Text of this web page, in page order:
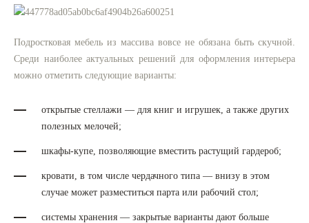
Подростковая мебель из массива вовсе не обязана быть скучной.
Среди наиболее актуальных решений для оформления интерьера
можно отметить следующие варианты:
открытые стеллажи — для книг и игрушек, а также других
полезных мелочей;
шкафы-купе, позволяющие вместить растущий гардероб;
кровати, в том числе чердачного типа — внизу в этом
случае может разместиться парта или рабочий стол;
системы хранения — закрытые варианты дают больше